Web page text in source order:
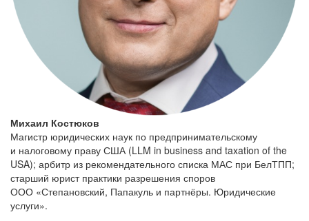
Михаил Костюков
Магистр юридических наук по предпринимательскому
и налоговому праву США (LLM in business and taxation of the
USA); арбитр из рекомендательного списка МАС при БелТПП;
старший юрист практики разрешения споров
ООО «Степановский, Папакуль и партнёры. Юридические
услуги».